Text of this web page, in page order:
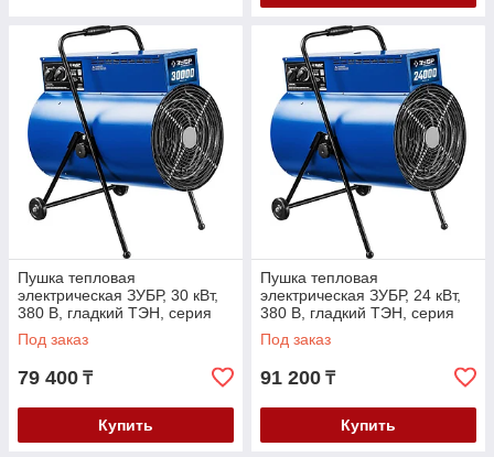
Пушка тепловая
электрическая ЗУБР, 30 кВт,
380 В, гладкий ТЭН, серия
"Профессионал" (ЗТП-30)
Под заказ
79 400 ₸
Купить
Пушка тепловая
электрическая ЗУБР, 24 кВт,
380 В, гладкий ТЭН, серия
"Профессионал" (ЗТП-24)
Под заказ
91 200 ₸
Купить